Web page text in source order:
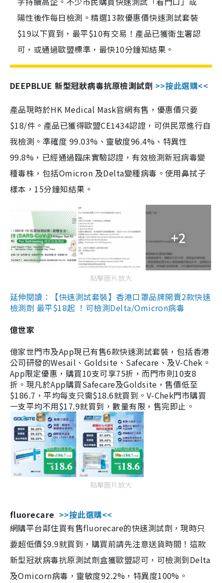
陽性後作每日檢測。精選13款優惠價快速測試套裝
$19以下買到，最平$10有交易！產品已獲衛生署認
可，或通過歐盟標準，最快10分鐘知結果。
DEEPBLUE 新型冠狀病毒抗原檢測試劑 >>按此選購<<
產品現時於HK Medical Mask官網有售，優惠價只要
$18/件。產品已獲得歐盟CE1434認證，可供民眾進行自
我檢測。準確度 99.03%、靈敏度96.4%、特異性
99.8%，已經通過臨床實驗認證，有效檢測新冠病毒變
種毒株，包括Omicron 及Delta變種病毒。使用鼻拭子
樣本，15分鐘知結果。
+2
點擊圖片放大
延伸閱讀：【快速測試套裝】香港口罩品牌開賣2款快速
檢測劑 最平$18起 ！可檢測Delta/Omicron病毒
億世家
億家世門市及App現已有售6款快速測試套裝，包括香港
公司研發的Wesail、Goldsite、Safecare、及V-Chek。
App限定優惠，購買10支可享75折，而門市則10支8
折。現凡於App購買Safecare及Goldsite，售價低至
$186.7，平均每支只需$18.6就買到。V-Chek門市購買
一支平均不用$17.9就買到，數量有限，售完即止。
點擊圖片放大
fluorecare >>按此選購<<
網購平台鄰住買有售fluorecare的快速測試劑，現時只
要超低價$9.9就買到，購買前請先注意送貨時間！這款
新型冠狀病毒抗原測試劑盒獲歐盟認可，可檢測到Delta
及Omicorn病毒，靈敏度92.2%，特異度100%。